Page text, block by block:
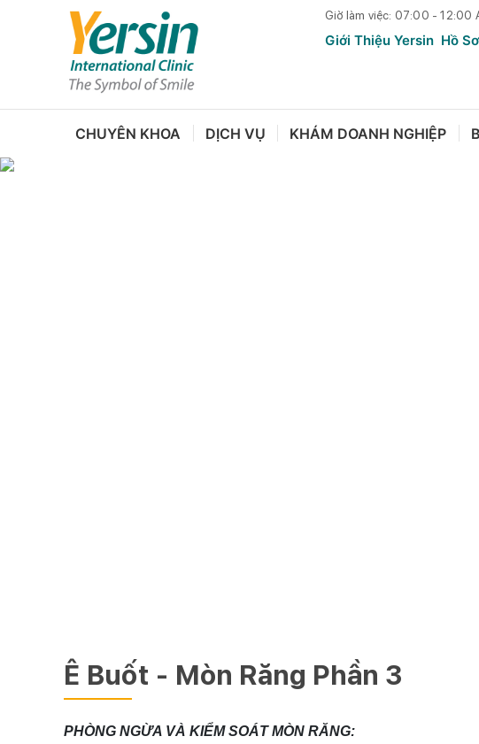
Giờ làm việc: 07:00 - 12:00
Giới Thiệu Yersin Hồ
CHUYÊN KHOA DỊCH VỤ KHÁM DOANH NGHIỆP
Ê Buốt - Mòn Răng Phần 3
PHÒNG NGỪA VÀ KIỂM SOÁT MÒN RĂNG: